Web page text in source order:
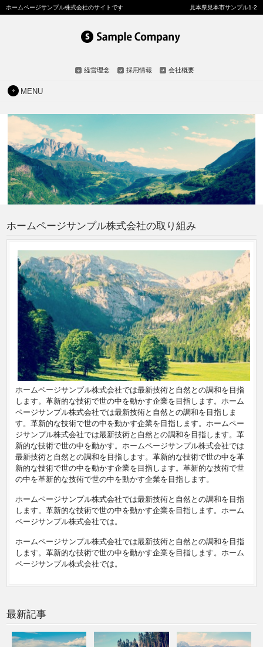
ホームページサンプル株式会社のサイトです 見本県見本市サンプル1-2
経営理念 採用情報 会社概要
MENU
ホームページサンプル株式会社の取り組み
ホームページサンプル株式会社では最新技術と自然との調和を目指
します。革新的な技術で世の中を動かす企業を目指します。ホーム
ページサンプル株式会社では最新技術と自然との調和を目指しま
す。革新的な技術で世の中を動かす企業を目指します。ホームペー
ジサンプル株式会社では最新技術と自然との調和を目指します。革
新的な技術で世の中を動かす。ホームページサンプル株式会社では
最新技術と自然との調和を目指します。革新的な技術で世の中を革
新的な技術で世の中を動かす企業を目指します。革新的な技術で世
の中を革新的な技術で世の中を動かす企業を目指します。
ホームページサンプル株式会社では最新技術と自然との調和を目指
します。革新的な技術で世の中を動かす企業を目指します。ホーム
ページサンプル株式会社では。
ホームページサンプル株式会社では最新技術と自然との調和を目指
します。革新的な技術で世の中を動かす企業を目指します。ホーム
ページサンプル株式会社では。
最新記事